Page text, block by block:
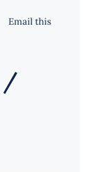
Email this
/